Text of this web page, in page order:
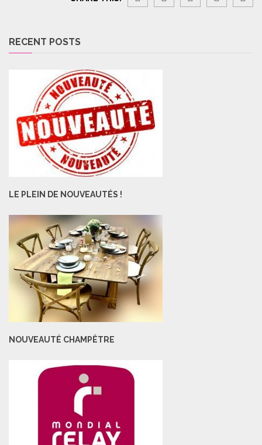
RECENT POSTS
LE PLEIN DE NOUVEAUTÉS !
NOUVEAUTÉ CHAMPÊTRE